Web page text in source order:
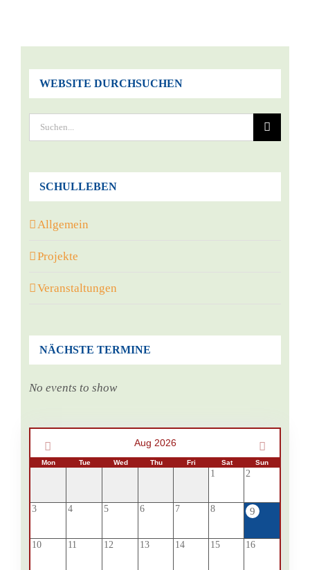
WEBSITE DURCHSUCHEN
Suche
nach:
SCHULLEBEN
Allgemein
Projekte
Veranstaltungen
NÄCHSTE TERMINE
No events to show
Aug 2026
Mon Tue Wed Thu Fri Sat Sun
1 2
3 4 5 6 7 8 9
10 11 12 13 14 15 16